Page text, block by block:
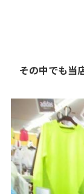
その中でも当